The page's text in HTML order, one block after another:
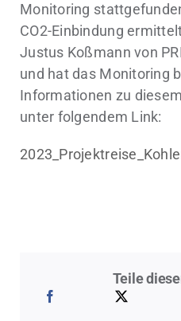
Monitoring
CO2-Einbindung
Justus Koßmann von
und hat das Monitoring
Informationen zu
unter folgendem Link:
Teile